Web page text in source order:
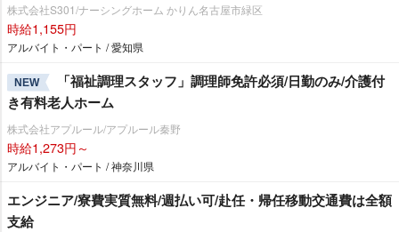
株式会社S301/ナーシングホーム かりん名古屋市緑区
時給1,155円
アルバイト・パート / 愛知県
NEW
「福祉調理スタッフ」調理師免許必須/日勤のみ/介護付
き有料老人ホーム
株式会社アプルール/アプルール秦野
時給1,273円～
アルバイト・パート / 神奈川県
エンジニア/寮費実質無料/週払い可/赴任・帰任移動交通費は全額
支給